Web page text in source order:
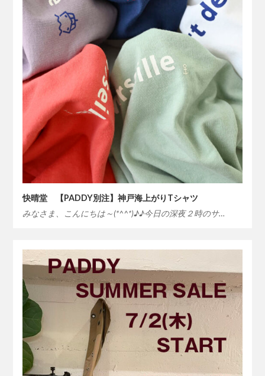
快晴堂 【PADDY別注】神戸海上がりTシャツ
みなさま、こんにちは～(*^^*)♪♪今日の深夜２時のサ…